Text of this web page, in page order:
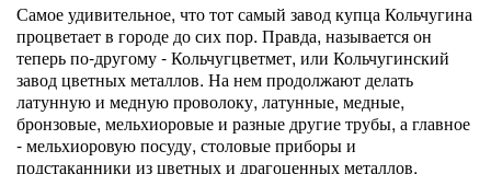
Самое удивительное, что тот самый завод купца Кольчугина
процветает в городе до сих пор. Правда, называется он
теперь по-другому - Кольчугцветмет, или Кольчугинский
завод цветных металлов. На нем продолжают делать
латунную и медную проволоку, латунные, медные,
бронзовые, мельхиоровые и разные другие трубы, а главное
- мельхиоровую посуду, столовые приборы и
подстаканники из цветных и драгоценных металлов.